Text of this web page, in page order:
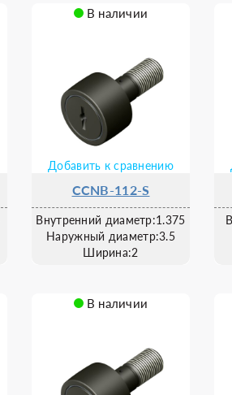
В наличии
Добавить к сравнению
CCNB-112-S
Внутренний диаметр:1.375
Наружный диаметр:3.5
Ширина:2
В наличии